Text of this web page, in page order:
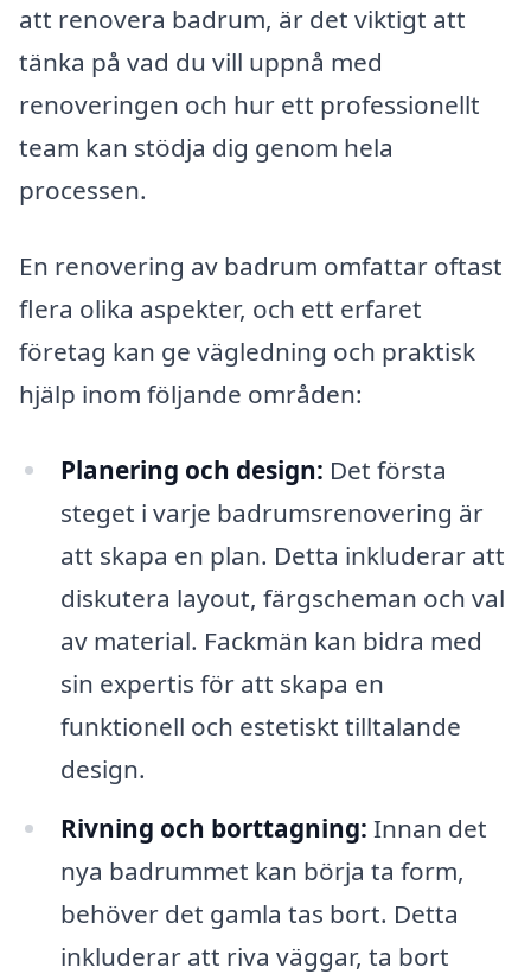
att renovera badrum, är det viktigt att
tänka på vad du vill uppnå med
renoveringen och hur ett professionellt
team kan stödja dig genom hela
processen.
En renovering av badrum omfattar oftast
flera olika aspekter, och ett erfaret
företag kan ge vägledning och praktisk
hjälp inom följande områden:
Planering och design: Det första
steget i varje badrumsrenovering är
att skapa en plan. Detta inkluderar att
diskutera layout, färgscheman och val
av material. Fackmän kan bidra med
sin expertis för att skapa en
funktionell och estetiskt tilltalande
design.
Rivning och borttagning: Innan det
nya badrummet kan börja ta form,
behöver det gamla tas bort. Detta
inkluderar att riva väggar, ta bort